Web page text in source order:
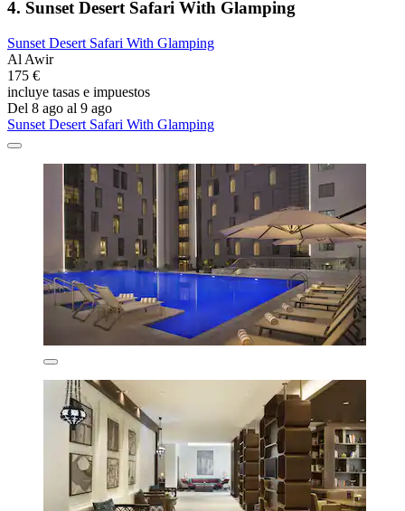
4. Sunset Desert Safari With Glamping
Sunset Desert Safari With Glamping
Al Awir
175 €
incluye tasas e impuestos
Del 8 ago al 9 ago
Sunset Desert Safari With Glamping